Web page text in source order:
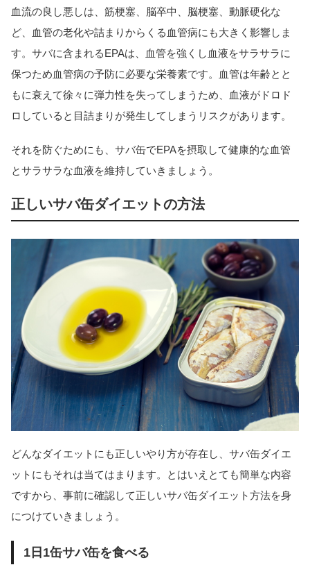
血流の良し悪しは、筋梗塞、脳卒中、脳梗塞、動脈硬化な
ど、血管の老化や詰まりからくる血管病にも大きく影響しま
す。サバに含まれるEPAは、血管を強くし血液をサラサラに
保つため血管病の予防に必要な栄養素です。血管は年齢とと
もに衰えて徐々に弾力性を失ってしまうため、血液がドロド
ロしていると目詰まりが発生してしまうリスクがあります。
それを防ぐためにも、サバ缶でEPAを摂取して健康的な血管
とサラサラな血液を維持していきましょう。
正しいサバ缶ダイエットの方法
どんなダイエットにも正しいやり方が存在し、サバ缶ダイエ
ットにもそれは当てはまります。とはいえとても簡単な内容
ですから、事前に確認して正しいサバ缶ダイエット方法を身
につけていきましょう。
1日1缶サバ缶を食べる